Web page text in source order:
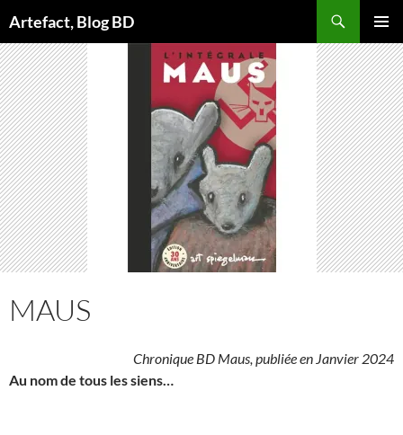
au
contenu
Artefact, Blog BD
MENU
MAUS
Chronique BD Maus, publiée en Janvier 2024
Au nom de tous les siens…